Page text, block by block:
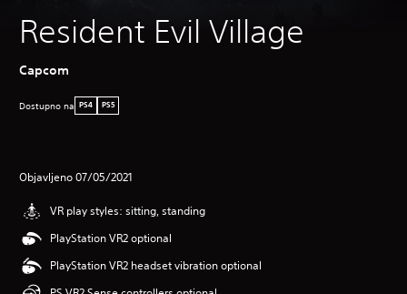
Resident Evil Village
‎Capcom
Dostupno na PS4 PS5
Objavljeno 07/05/2021
VR play styles: sitting, standing
PlayStation VR2 optional
PlayStation VR2 headset vibration optional